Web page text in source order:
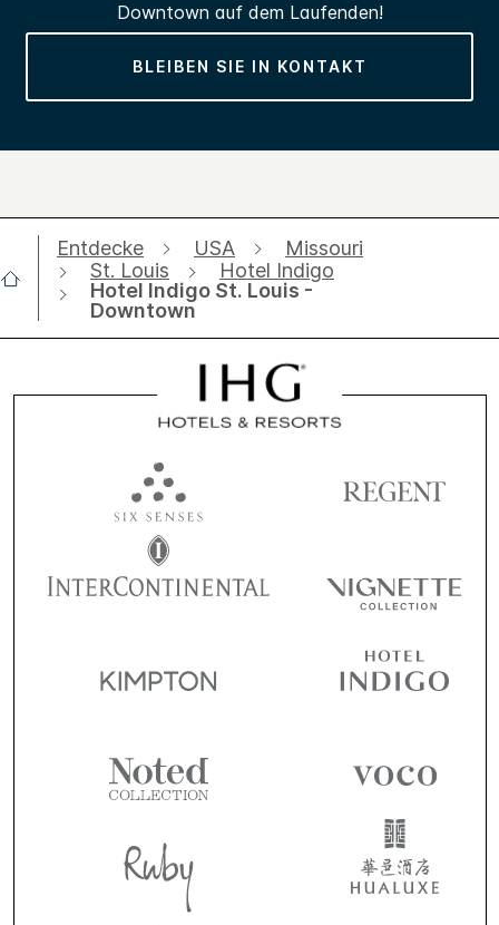
Downtown auf dem Laufenden!
BLEIBEN SIE IN KONTAKT
Entdecke USA
Missouri
St. Louis
Hotel Indigo
Hotel Indigo St. Louis -
Downtown